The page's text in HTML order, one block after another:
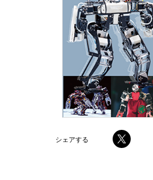
シェアする